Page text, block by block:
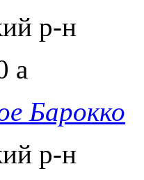
р-н
a
Барокко
р-н